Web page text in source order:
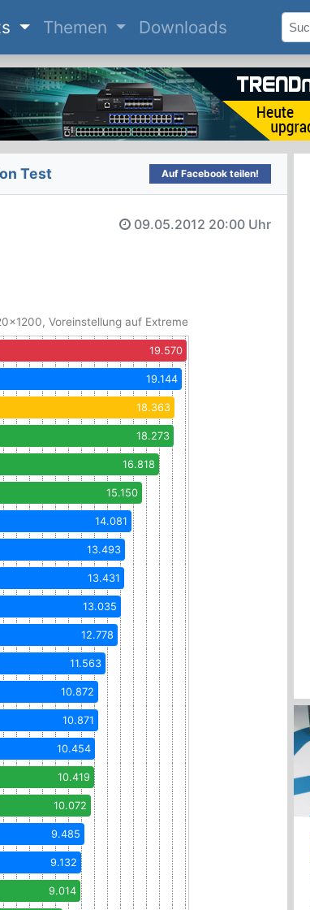
Themen Downloads
Test Auf Facebook teilen!
09.05.2012 20:00 Uhr
Voreinstellung auf Extreme
19.570
19.144
18.363
18.273
16.818
15.150
14.081
13.493
13.431
13.035
12.778
11.563
10.872
10.871
10.454
10.419
10.072
9.485
9.132
9.014